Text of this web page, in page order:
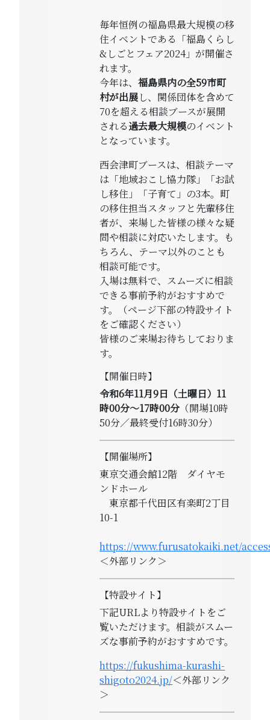
毎年恒例の福島県最大規模の移
住イベントである「福島くらし
&しごとフェア2024」が開催さ
れます。
今年は、福島県内の全59市町
村が出展し、関係団体を含めて
70を超える相談ブースが展開
される過去最大規模のイベント
となっています。​
西会津町ブースは、相談テーマ
は「地域おこし協力隊」「お試
し移住」「子育て」の3本。町
の移住担当スタッフと先輩移住
者が、来場した皆様の様々な疑
問や相談に対応いたします。も
ちろん、テーマ以外のことも
相談可能です。
入場は無料で、スムーズに相談
できる事前予約がおすすめで
す。（ページ下部の特設サイト
をご確認ください）
皆様のご来場お待ちしておりま
す。
【開催日時】
令和6年11月9日（土曜日）11
時00分～17時00分（開場10時
50分／最終受付16時30分）
【開催場所】
東京交通会館12階 ダイヤモ
ンドホール
東京都千代田区有楽町2丁目
10-1
https://www.furusatokaiki.net/
＜外部リンク＞
【特設サイト】
下記URLより特設サイトをご
覧いただけます。相談がスムー
ズな事前予約がおすすめです。
https://fukushima-kurashi-
shigoto2024.jp/＜外部リンク
＞